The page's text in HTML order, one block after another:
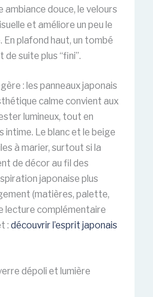
ambiance douce, le velours
et améliore un peu le
plafond haut, un tombé
de suite plus “fini”.
: les panneaux japonais
calme convient aux
lumineux, tout en
intime. Le blanc et le beige
à marier, surtout si la
de décor au fil des
japonaise plus
(matières, palette,
lecture complémentaire
: découvrir l’esprit japonais
dépoli et lumière